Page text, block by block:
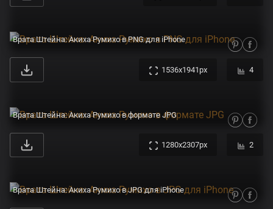
Врата Штейна: Акиха Румихо в PNG для iPhone
1536x1941px 4
Врата Штейна: Акиха Румихо в формате JPG
1280x2307px 2
Врата Штейна: Акиха Румихо в JPG для iPhone